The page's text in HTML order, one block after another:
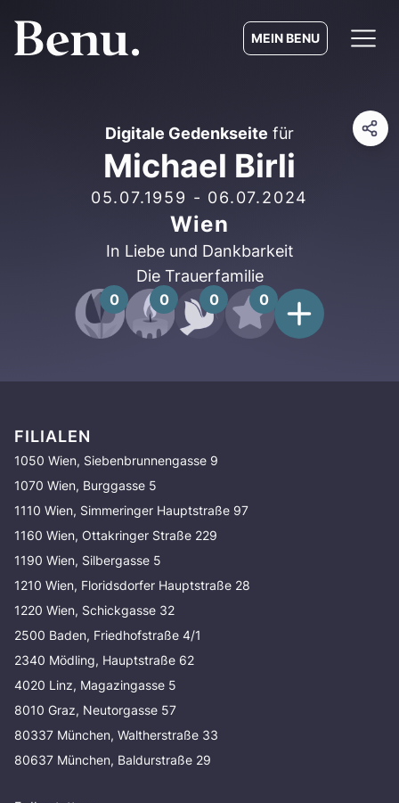
MEIN BENU
Digitale Gedenkseite für
Michael Birli
05.07.1959 - 06.07.2024
Wien
In Liebe und Dankbarkeit
Die Trauerfamilie
0 0 0 0
FILIALEN
1050 Wien, Siebenbrunnengasse 9
1070 Wien, Burggasse 5
1110 Wien, Simmeringer Hauptstraße 97
1160 Wien, Ottakringer Straße 229
1190 Wien, Silbergasse 5
1210 Wien, Floridsdorfer Hauptstraße 28
1220 Wien, Schickgasse 32
2500 Baden, Friedhofstraße 4/1
2340 Mödling, Hauptstraße 62
4020 Linz, Magazingasse 5
8010 Graz, Neutorgasse 57
80337 München, Waltherstraße 33
80637 München, Baldurstraße 29